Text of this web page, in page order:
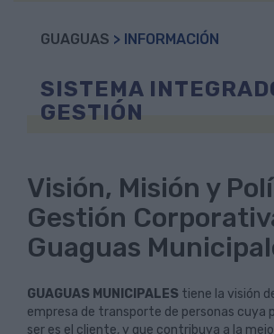
GUAGUAS > INFORMACIÓN
SISTEMA
GESTIÓN
Visión, Misión y
Gestión
Guaguas
GUAGUAS MUNICIPALES tiene la visión
empresa de transporte de personas cuya
ser es el cliente, y que contribuya a la